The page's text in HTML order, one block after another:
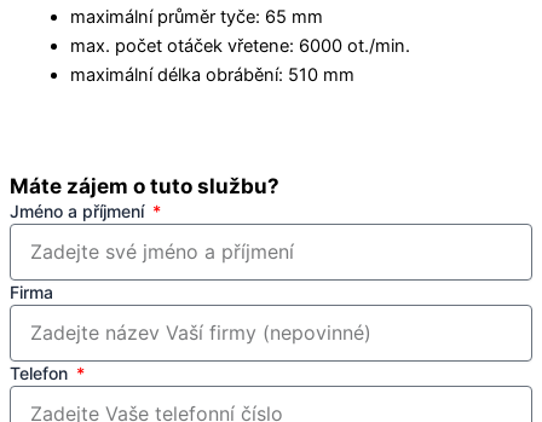
maximální průměr tyče: 65 mm
max. počet otáček vřetene: 6000 ot./min.
maximální délka obrábění: 510 mm
Máte zájem o tuto službu?
Jméno a příjmení
Firma
Telefon